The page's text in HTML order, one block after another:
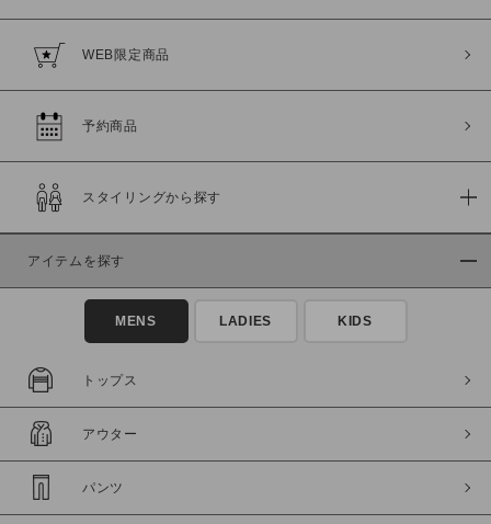
WEB限定商品
予約商品
スタイリングから探す
アイテムを探す
MENS LADIES KIDS
トップス
アウター
パンツ